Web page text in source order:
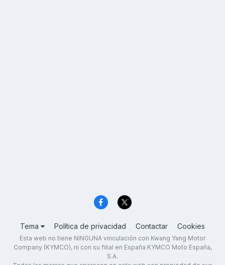
Tema Política de privacidad Contactar Cookies
Esta web no tiene NINGUNA vinculación con Kwang Yang Motor
Company (KYMCO), ni con su filial en España KYMCO Moto España,
S.A.